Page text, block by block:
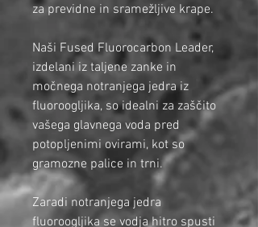
za previdne in sramežljive krape.
Naši Fused Fluorocarbon Leader,
izdelani iz taljene zanke in
močnega notranjega jedra iz
fluoroogljika, so idealni za zaščito
vašega glavnega voda pred
potopljenimi ovirami, kot so
gramozne palice in trni.
Zaradi notranjega jedra
fluoroogljika se vodja hitro spusti